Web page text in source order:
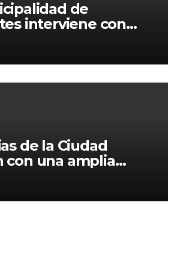
de
interviene con
metros de Héroes
de la Ciudad
con una amplia
plazas y paseos